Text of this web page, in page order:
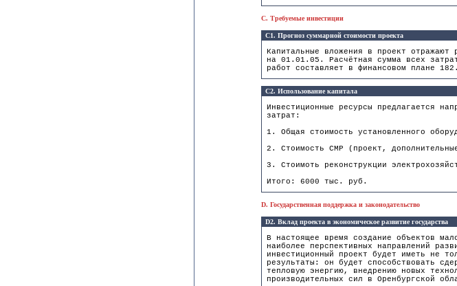
C. Требуемые инвестиции
C1. Прогноз суммарной стоимости проекта
Капитальные вложения в проект
на 01.01.05. Расчётная сумма всех
работ составляет в финансовом плане
C2. Использование капитала
Инвестиционные ресурсы предлагается
затрат:
1. Общая стоимость установленного
2. Стоимость СМР (проект,
3. Стоимоть реконструкции
Итого: 6000 тыс. руб.
D. Государственная поддержка и законодательство
D2. Вклад проекта в экономическое развитие государства
В настоящее время создание объектов
наиболее перспективных направлений
инвестиционный проект будет иметь не
результаты: он будет способствовать
тепловую энергию, внедрению новых
производительных сил в Оренбургской